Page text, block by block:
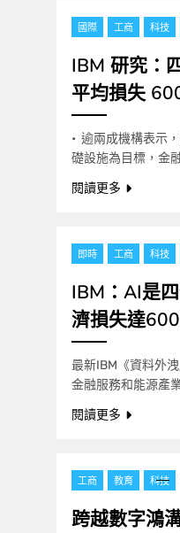
國際 工商 科技
IBM 研究：
平均損失
• 逾兩成機構表示
礎設施為目標，金
閱讀更多
即時 工商 科技
IBM：AI是
濟損失達
最新IBM《資料外
金融服務和能源產
閱讀更多
工商 教育 科技
跨越數字鴻